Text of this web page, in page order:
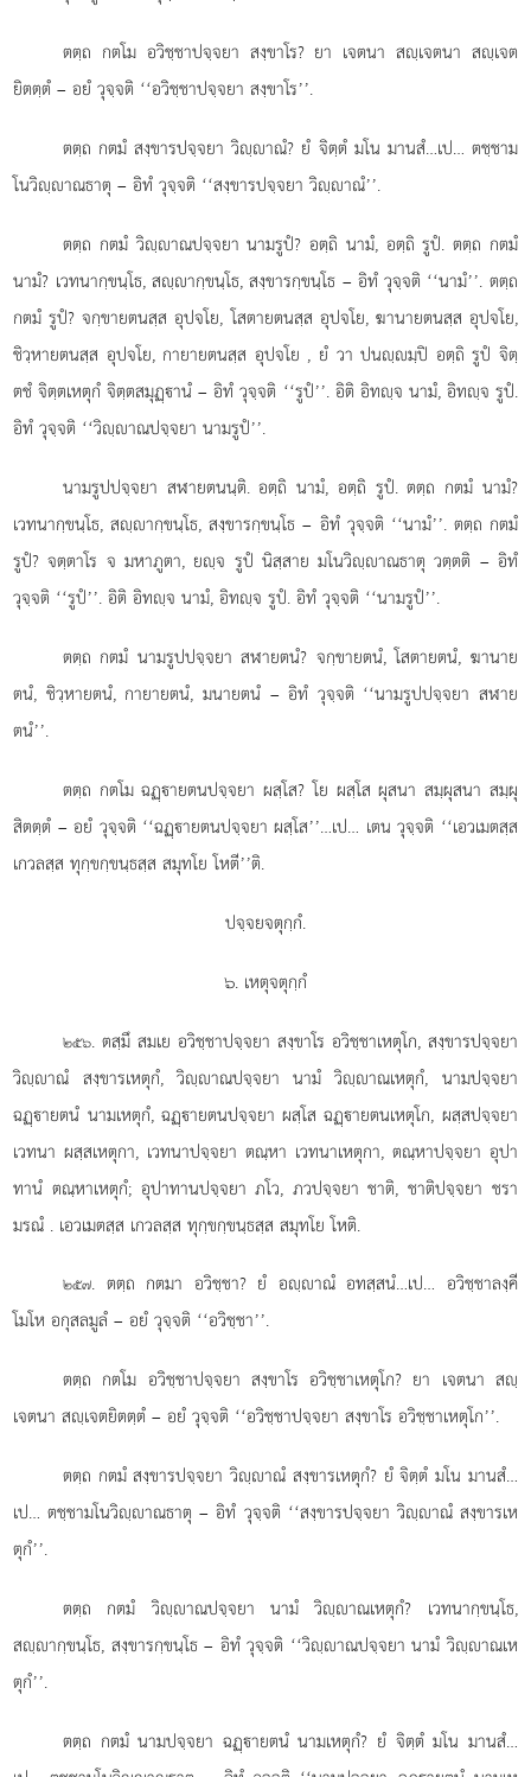
ตตฺถ กตโม อวิชฺชาปจฺจยา สงฺขาโร? ยา เจตนา สฺเจตนา สฺเจต
ยิตตฺตํ – อยํ วุจฺจติ ‘‘อวิชฺชาปจฺจยา สงฺขาโร’’.
ตตฺถ กตมํ สงฺขารปจฺจยา วิฺาณํ? ยํ จิตฺตํ มโน มานสํ…เป… ตชฺชาม
โนวิฺาณธาตุ – อิทํ วุจฺจติ ‘‘สงฺขารปจฺจยา วิฺาณํ’’.
ตตฺถ กตมํ วิฺาณปจฺจยา นามรูปํ? อตฺถิ นามํ, อตฺถิ รูปํ. ตตฺถ กตมํ
นามํ? เวทนากฺขนฺโธ, สฺากฺขนฺโธ, สงฺขารกฺขนฺโธ – อิทํ วุจฺจติ ‘‘นามํ’’. ตตฺถ
กตมํ รูปํ? จกฺขายตนสฺส อุปจโย, โสตายตนสฺส อุปจโย, ฆานายตนสฺส อุปจโย,
ชิวฺหายตนสฺส อุปจโย, กายายตนสฺส อุปจโย, ยํ วา ปนฺมฺปิ อตฺถิ รูปํ จิตฺ
ตชํ จิตฺตเหตุกํ จิตฺตสมุฏฺานํ – อิทํ วุจฺจติ ‘‘รูปํ’’. อิติ อิทฺจ นามํ, อิทฺจ รูปํ.
อิทํ วุจฺจติ ‘‘วิฺาณปจฺจยา นามรูปํ’’.
นามรูปปจฺจยา สฬายตนนฺติ. อตฺถิ นามํ, อตฺถิ รูปํ. ตตฺถ กตมํ นามํ?
เวทนากฺขนฺโธ, สฺากฺขนฺโธ, สงฺขารกฺขนฺโธ – อิทํ วุจฺจติ ‘‘นามํ’’. ตตฺถ กตมํ
รูปํ? จตฺตาโร จ มหาภูตา, ยฺจ รูปํ นิสฺสาย มโนวิฺาณธาตุ วตฺตติ – อิทํ
วุจฺจติ ‘‘รูปํ’’. อิติ อิทฺจ นามํ, อิทฺจ รูปํ. อิทํ วุจฺจติ ‘‘นามรูปํ’’.
ตตฺถ กตมํ นามรูปปจฺจยา สฬายตนํ? จกฺขายตนํ, โสตายตนํ, ฆานาย
ตนํ, ชิวฺหายตนํ, กายายตนํ, มนายตนํ – อิทํ วุจฺจติ ‘‘นามรูปปจฺจยา สฬาย
ตนํ’’.
ตตฺถ กตโม ฉฏฺายตนปจฺจยา ผสฺโส? โย ผสฺโส ผุสนา สมฺผุสนา สมฺผุ
สิตตฺตํ – อยํ วุจฺจติ ‘‘ฉฏฺายตนปจฺจยา ผสฺโส’’…เป… เตน วุจฺจติ ‘‘เอวเมตสฺส
เกวลสฺส ทุกฺขกฺขนฺธสฺส สมุทโย โหตี’’ติ.
ปจฺจยจตุกฺกํ.
๖. เหตุจตุกฺกํ
๒๕๖. ตสฺมึ สมเย อวิชฺชาปจฺจยา สงฺขาโร อวิชฺชาเหตุโก, สงฺขารปจฺจยา
วิฺาณํ สงฺขารเหตุกํ, วิฺาณปจฺจยา นามํ วิฺาณเหตุกํ, นามปจฺจยา
ฉฏฺายตนํ นามเหตุกํ, ฉฏฺายตนปจฺจยา ผสฺโส ฉฏฺายตนเหตุโก, ผสฺสปจฺจยา
เวทนา ผสฺสเหตุกา, เวทนาปจฺจยา ตณฺหา เวทนาเหตุกา, ตณฺหาปจฺจยา อุปา
ทานํ ตณฺหาเหตุกํ; อุปาทานปจฺจยา ภโว, ภวปจฺจยา ชาติ, ชาติปจฺจยา ชรา
มรณํ . เอวเมตสฺส เกวลสฺส ทุกฺขกฺขนฺธสฺส สมุทโย โหติ.
๒๕๗. ตตฺถ กตมา อวิชฺชา? ยํ อฺาณํ อทสฺสนํ…เป… อวิชฺชาลงฺคี
โมโห อกุสลมูลํ – อยํ วุจฺจติ ‘‘อวิชฺชา’’.
ตตฺถ กตโม อวิชฺชาปจฺจยา สงฺขาโร อวิชฺชาเหตุโก? ยา เจตนา สฺ
เจตนา สฺเจตยิตตฺตํ – อยํ วุจฺจติ ‘‘อวิชฺชาปจฺจยา สงฺขาโร อวิชฺชาเหตุโก’’.
ตตฺถ กตมํ สงฺขารปจฺจยา วิฺาณํ สงฺขารเหตุกํ? ยํ จิตฺตํ มโน มานสํ…
เป… ตชฺชามโนวิฺาณธาตุ – อิทํ วุจฺจติ ‘‘สงฺขารปจฺจยา วิฺาณํ สงฺขารเห
ตุกํ’’.
ตตฺถ กตมํ วิฺาณปจฺจยา นามํ วิฺาณเหตุกํ? เวทนากฺขนฺโธ,
สฺากฺขนฺโธ, สงฺขารกฺขนฺโธ – อิทํ วุจฺจติ ‘‘วิฺาณปจฺจยา นามํ วิฺาณเห
ตุกํ’’.
ตตฺถ กตมํ นามปจฺจยา ฉฏฺายตนํ นามเหตุกํ? ยํ จิตฺตํ มโน มานสํ…